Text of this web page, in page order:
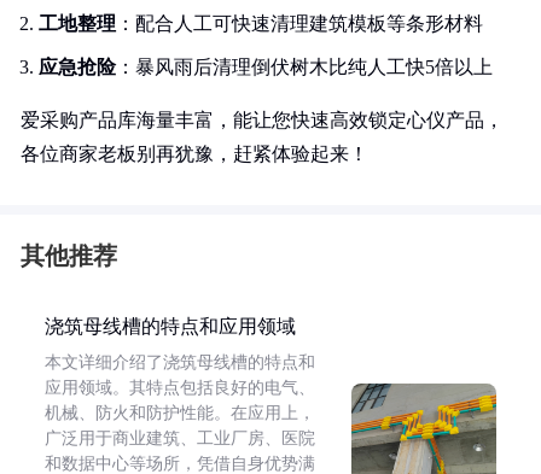
工地整理 ：配合人工可快速清理建筑模板等条形材料
应急抢险：暴风雨后清理倒伏树木比纯人工快5倍以上
爱采购产品库海量丰富，能让您快速高效锁定心仪产品，
各位商家老板别再犹豫，赶紧体验起来！
其他推荐
浇筑母线槽的特点和应用领域
本文详细介绍了浇筑母线槽的特点和
应用领域。其特点包括良好的电气、
机械、防火和防护性能。在应用上，
广泛用于商业建筑、工业厂房、医院
和数据中心等场所，凭借自身优势满